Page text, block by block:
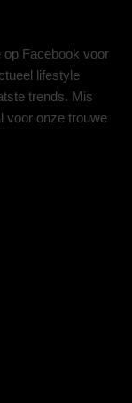
op Facebook voor
lifestyle
trends. Mis
voor onze trouwe